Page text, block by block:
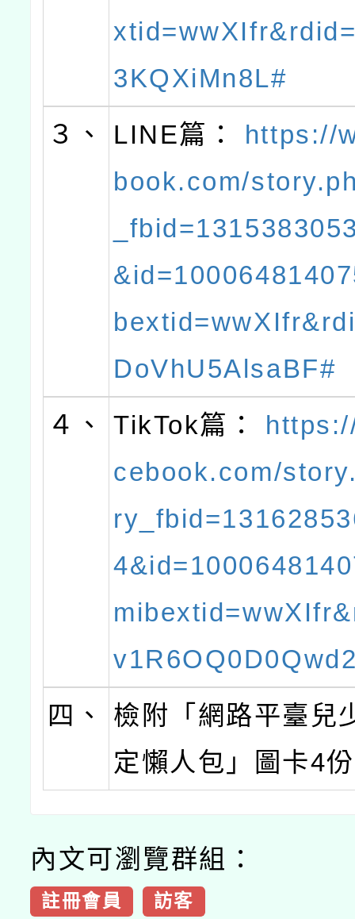
3KQXiMn8L#
３、
LINE篇： https://
book.com/
DoVhU5AlsaBF#
４、
TikTok篇：
cebook.com/
四、
檢附「網路平臺兒
定懶人包」圖卡4
內文可瀏覽群組：
註冊會員 訪客